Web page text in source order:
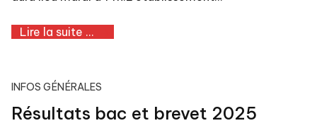
Lire la suite ...
INFOS GÉNÉRALES
Résultats bac et brevet 2025